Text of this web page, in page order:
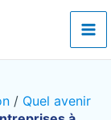
/ Quel avenir